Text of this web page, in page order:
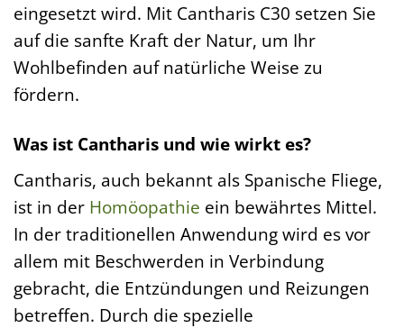
eingesetzt wird. Mit Cantharis C30 setzen Sie
auf die sanfte Kraft der Natur, um Ihr
Wohlbefinden auf natürliche Weise zu
fördern.
Was ist Cantharis und wie wirkt es?
Cantharis, auch bekannt als Spanische Fliege,
ist in der Homöopathie ein bewährtes Mittel.
In der traditionellen Anwendung wird es vor
allem mit Beschwerden in Verbindung
gebracht, die Entzündungen und Reizungen
betreffen. Durch die spezielle